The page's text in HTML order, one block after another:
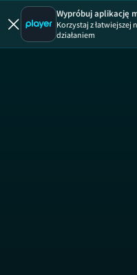
Wypróbuj aplikację
Korzystaj z łatwiejszej
działaniem